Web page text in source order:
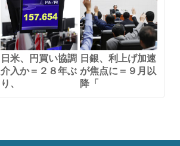
日米、円買い協調
介入か＝２８年ぶ
り、
日銀、利上げ加速
が焦点に＝９月以
降「